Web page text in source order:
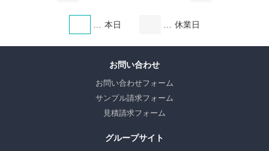
本日 休業日
お問い合わせ
お問い合わせフォーム
サンプル請求フォーム
見積請求フォーム
グループサイト